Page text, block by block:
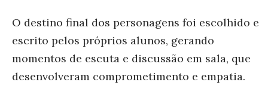
O destino final dos personagens foi escolhido e
escrito pelos próprios alunos, gerando
momentos de escuta e discussão em sala, que
desenvolveram comprometimento e empatia.